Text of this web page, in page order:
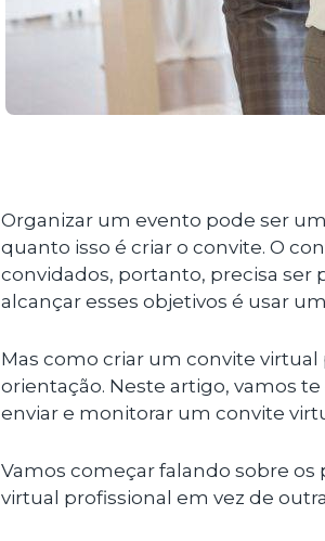
Organizar um evento pode ser
quanto isso é criar o convite. O
convidados, portanto, precisa ser
alcançar esses objetivos é usar
Mas como criar um convite virtual
orientação. Neste artigo, vamos
enviar e monitorar um convite
Vamos começar falando sobre
virtual profissional em vez de